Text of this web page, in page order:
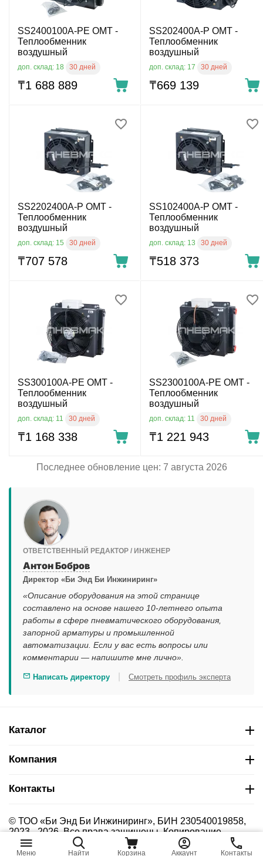
SS2400100A-PE OMT -
Теплообменник
воздушный
доп. склад: 18 30 дней
₸1 688 889
SS202400A-P OMT -
Теплообменник
воздушный
доп. склад: 17 30 дней
₸669 139
SS2202400A-P OMT -
Теплообменник
воздушный
доп. склад: 15 30 дней
₸707 578
SS102400A-P OMT -
Теплообменник
воздушный
доп. склад: 13 30 дней
₸518 373
SS300100A-PE OMT -
Теплообменник
воздушный
доп. склад: 11 30 дней
₸1 168 338
SS2300100A-PE OMT -
Теплообменник
воздушный
доп. склад: 11 30 дней
₸1 221 943
Последнее обновление цен: 7 августа 2026
ОТВЕТСТВЕННЫЙ РЕДАКТОР / ИНЖЕНЕР
Антон Бобров
Директор «Би Энд Би Инжиниринг»
«Описание оборудования на этой странице
составлено на основе нашего 10-летнего опыта
работы в сфере пневматического оборудования,
запорной арматуры и промышленной
автоматизации. Если у вас есть вопросы или
комментарии — напишите мне лично».
Написать директору Смотреть профиль эксперта
Каталог
Компания
Контакты
© ТОО «Би Энд Би Инжиниринг», БИН 230540019858,
2023 - 2026. Все права защищены. Копирование
материалов сайта без указания страницы-источника
запрещено.
Меню Найти Корзина Аккаунт Контакты